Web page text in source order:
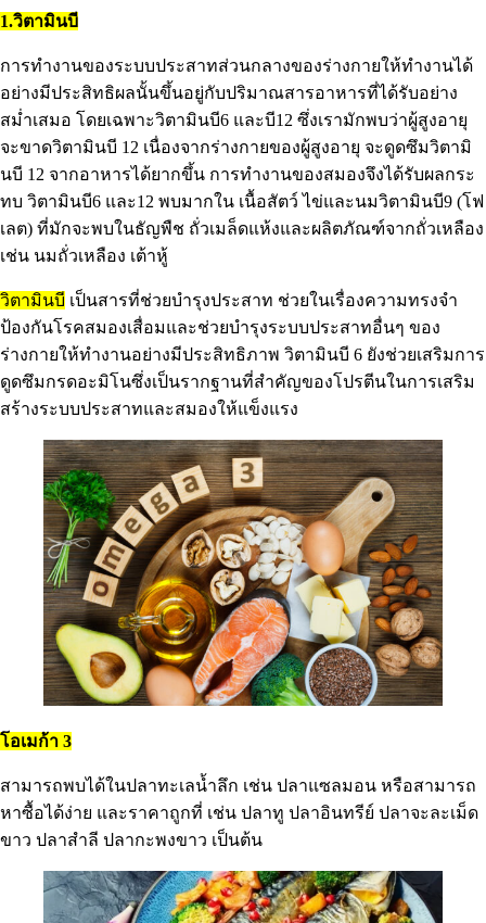
1.วิตามินบี
การทำงานของระบบประสาทส่วนกลางของร่างกายให้ทำงานได้
อย่างมีประสิทธิผลนั้นขึ้นอยู่กับปริมาณสารอาหารที่ได้รับอย่าง
สม่ำเสมอ โดยเฉพาะวิตามินบี6 และบี12 ซึ่งเรามักพบว่าผู้สูงอายุ
จะขาดวิตามินบี 12 เนื่องจากร่างกายของผู้สูงอายุ จะดูดซึมวิตามิ
นบี 12 จากอาหารได้ยากขึ้น การทำงานของสมองจึงได้รับผลกระ
ทบ วิตามินบี6 และ12 พบมากใน เนื้อสัตว์ ไข่และนมวิตามินบี9 (โฟ
เลต) ที่มักจะพบในธัญพืช ถั่วเมล็ดแห้งและผลิตภัณฑ์จากถั่วเหลือง
เช่น นมถั่วเหลือง เต้าหู้
วิตามินบี เป็นสารที่ช่วยบำรุงประสาท ช่วยในเรื่องความทรงจำ
ป้องกันโรคสมองเสื่อมและช่วยบำรุงระบบประสาทอื่นๆ ของ
ร่างกายให้ทำงานอย่างมีประสิทธิภาพ วิตามินบี 6 ยังช่วยเสริมการ
ดูดซึมกรดอะมิโนซึ่งเป็นรากฐานที่สำคัญของโปรตีนในการเสริม
สร้างระบบประสาทและสมองให้แข็งแรง
โอเมก้า 3
สามารถพบได้ในปลาทะเลน้ำลึก เช่น ปลาแซลมอน หรือสามารถ
หาซื้อได้ง่าย และราคาถูกที่ เช่น ปลาทู ปลาอินทรีย์ ปลาจะละเม็ด
ขาว ปลาสำลี ปลากะพงขาว เป็นต้น